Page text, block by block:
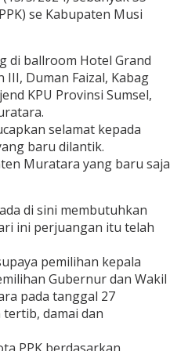
se Kabupaten Musi
di ballroom Hotel Grand
Duman Faizal, Kabag
KPU Provinsi Sumsel,
selamat kepada
baru dilantik.
Muratara yang baru saja
di sini membutuhkan
ini perjuangan itu telah
pemilihan kepala
Gubernur dan Wakil
pada tanggal 27
damai dan